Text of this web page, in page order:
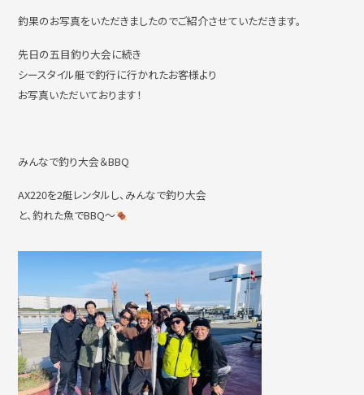
アクセス方法 会社概要
撮影・ロケハン
釣果のお写真をいただきましたのでご紹介させていただきます。
先日の五目釣り大会に続き
シースタイル艇で釣行に行かれたお客様より
お写真いただいております！
みんなで釣り大会＆BBQ
AX220を2艇レンタルし、みんなで釣り大会
と、釣れた魚でBBQ～